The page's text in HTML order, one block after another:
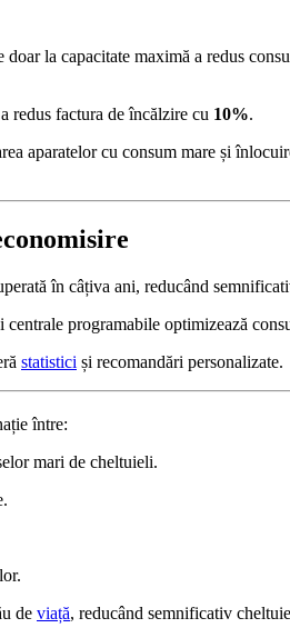
la capacitate maximă a redus
redus factura de încălzire cu 10%.
aparatelor cu consum mare și
în câțiva ani, reducând
centrale programabile optimizează
statistici și recomandări personalizate.
între:
mari de cheltuieli.
de viață, reducând semnificativ